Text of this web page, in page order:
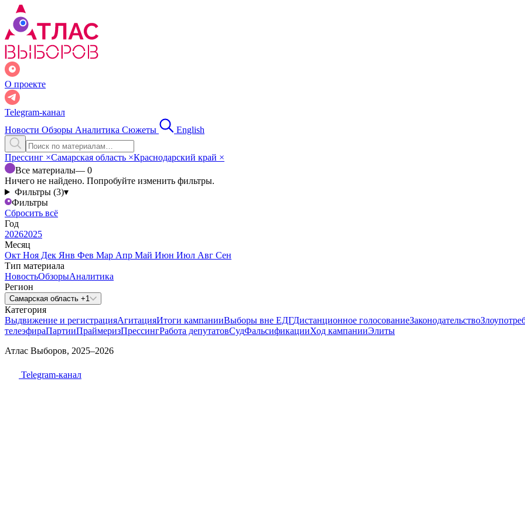
О проекте
Telegram-канал
Новости Обзоры Аналитика Сюжеты English
Прессинг ×Самарская область ×Краснодарский край ×
Все материалы— 0
Ничего не найдено. Попробуйте изменить фильтры.
Фильтры (3)▾
Фильтры
Сбросить всё
Год
20262025
Месяц
Окт Ноя Дек Янв Фев Мар Апр Май Июн Июл Авг Сен
Тип материала
НовостьОбзорыАналитика
Регион
Самарская область +1
Категория
Выдвижение и регистрацияАгитацияИтоги кампанииВыборы вне ЕДГДистанционное голосованиеЗаконодательство
телеэфираПартииПраймеризПрессингРабота депутатовСудФальсификацииХод кампанииЭлиты
Атлас Выборов, 2025–2026
Telegram-канал